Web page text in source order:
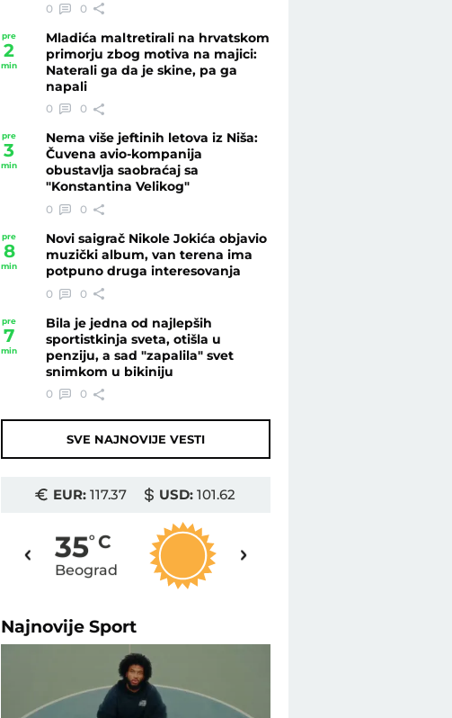
0 0
pre
2
min
Mladića maltretirali na hrvatskom
primorju zbog motiva na majici:
Naterali ga da je skine, pa ga
napali
0 0
pre
3
min
Nema više jeftinih letova iz Niša:
Čuvena avio-kompanija
obustavlja saobraćaj sa
"Konstantina Velikog"
0 0
pre
8
min
Novi saigrač Nikole Jokića objavio
muzički album, van terena ima
potpuno druga interesovanja
0 0
pre
7
min
Bila je jedna od najlepših
sportistkinja sveta, otišla u
penziju, a sad "zapalila" svet
snimkom u bikiniju
0 0
SVE NAJNOVIJE VESTI
EUR:117.37 USD: 101.62
35o C
Beograd
NajnovijeSport